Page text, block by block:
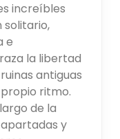
increíbles
e
la libertad
antiguas
ritmo.
de la
y